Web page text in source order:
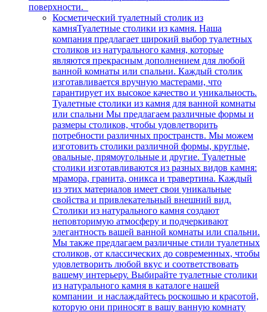
поверхности.
Косметический туалетный столик из
камняТуалетные столики из камня. Наша
компания предлагает широкий выбор туалетных
столиков из натурального камня, которые
являются прекрасным дополнением для любой
ванной комнаты или спальни. Каждый столик
изготавливается вручную мастерами, что
гарантирует их высокое качество и уникальность.
Туалетные столики из камня для ванной комнаты
или спальни Мы предлагаем различные формы и
размеры столиков, чтобы удовлетворить
потребности различных пространств. Мы можем
изготовить столики различной формы, круглые,
овальные, прямоугольные и другие. Туалетные
столики изготавливаются из разных видов камня:
мрамора, гранита, оникса и травертина. Каждый
из этих материалов имеет свои уникальные
свойства и привлекательный внешний вид.
Столики из натурального камня создают
неповторимую атмосферу и подчеркивают
элегантность вашей ванной комнаты или спальни.
Мы также предлагаем различные стили туалетных
столиков, от классических до современных, чтобы
удовлетворить любой вкус и соответствовать
вашему интерьеру. Выбирайте туалетные столики
из натурального камня в каталоге нашей
компании и наслаждайтесь роскошью и красотой,
которую они приносят в вашу ванную комнату